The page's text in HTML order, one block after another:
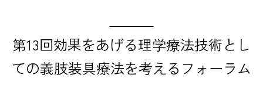
第13回効果をあげる理学療法技術とし
ての義肢装具療法を考えるフォーラム